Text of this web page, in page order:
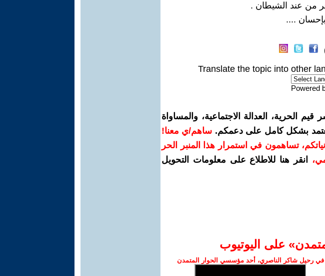
من عند الشيطان .
....
Translate the topic into other
Powered
الحرية، العدالة الاجتماعية، والمساواة
يعتمد بشكل كامل على دعمكم. ساهم/ي معنا!
إمكانياتكم، تساهمون في استمرار هذا المنبر الحر
،
انقر هنا للاطلاع على معلومات التحويل
على اليوتيوب
في رحيل شاكر الناصري، أحد مؤسسي الحوار المتمدن